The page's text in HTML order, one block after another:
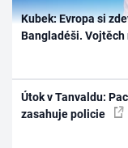
Kubek: Evropa si
Bangladéši.
Útok v Tanvaldu:
zasahuje policie